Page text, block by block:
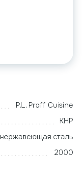
P.L. Proff Cuisine
КНР
нержавеющая сталь
2000